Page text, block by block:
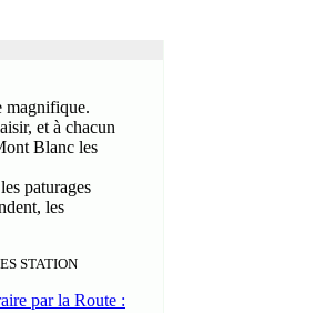
magnifique.
et à chacun
Blanc les
paturages
les
STATION
par la Route :